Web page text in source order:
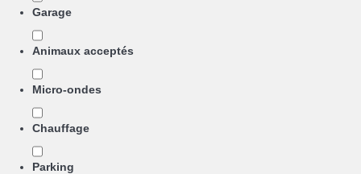
Garage
Animaux acceptés
Micro-ondes
Chauffage
Parking